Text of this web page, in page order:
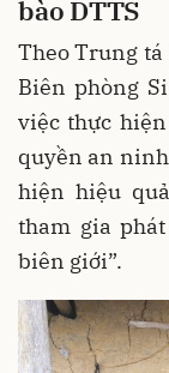
bào DTTS
Theo Trung
Biên phòng
việc thực
quyền an
hiện hiệu
tham gia
biên giới”.